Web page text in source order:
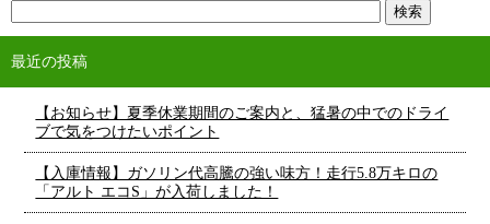
最近の投稿
【お知らせ】夏季休業期間のご案内と、猛暑の中でのドライ
ブで気をつけたいポイント
【入庫情報】ガソリン代高騰の強い味方！走行5.8万キロの
「アルト エコS」が入荷しました！